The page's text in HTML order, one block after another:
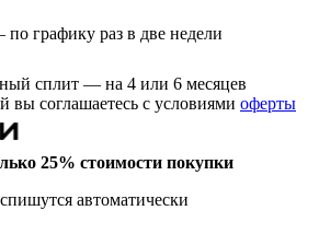
графику раз в две недели
сплит — на 4 или 6 месяцев
вы соглашаетесь с условиями оферты
25% стоимости покупки
автоматически